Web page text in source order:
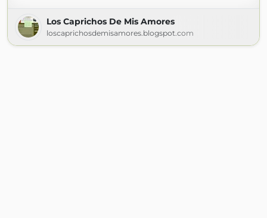
Los Caprichos De Mis Amores
loscaprichosdemisamores.blogspot.com